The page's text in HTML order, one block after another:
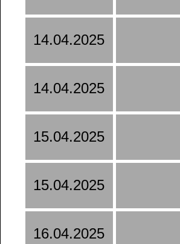
14.04.2025
14.04.2025
15.04.2025
15.04.2025
16.04.2025